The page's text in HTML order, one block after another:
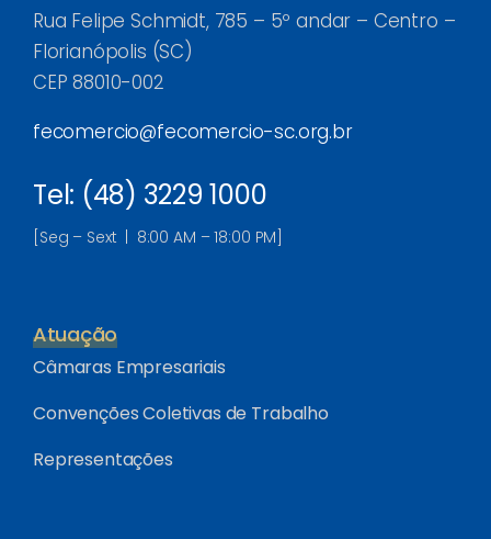
Rua Felipe Schmidt, 785 – 5º andar – Centro –
Florianópolis (SC)
CEP 88010-002
fecomercio@fecomercio-sc.org.br
Tel: (48) 3229 1000
[Seg – Sext | 8:00 AM – 18:00 PM]
Atuação
Câmaras Empresariais
Convenções Coletivas de Trabalho
Representações